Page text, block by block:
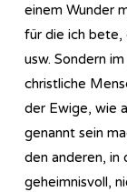
einem Wunder
für die ich bete,
usw. Sondern
christliche
der Ewige, wie
genannt sein
den anderen, in
geheimnisvoll,